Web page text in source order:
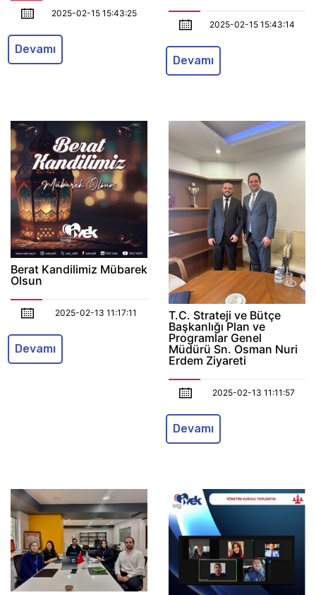
2025-02-15 15:43:25
Devamı
2025-02-15 15:43:14
Devamı
Berat Kandilimiz Mübarek
Olsun
2025-02-13 11:17:11
Devamı
T.C. Strateji ve Bütçe
Başkanlığı Plan ve
Programlar Genel
Müdürü Sn. Osman Nuri
Erdem Ziyareti
2025-02-13 11:11:57
Devamı